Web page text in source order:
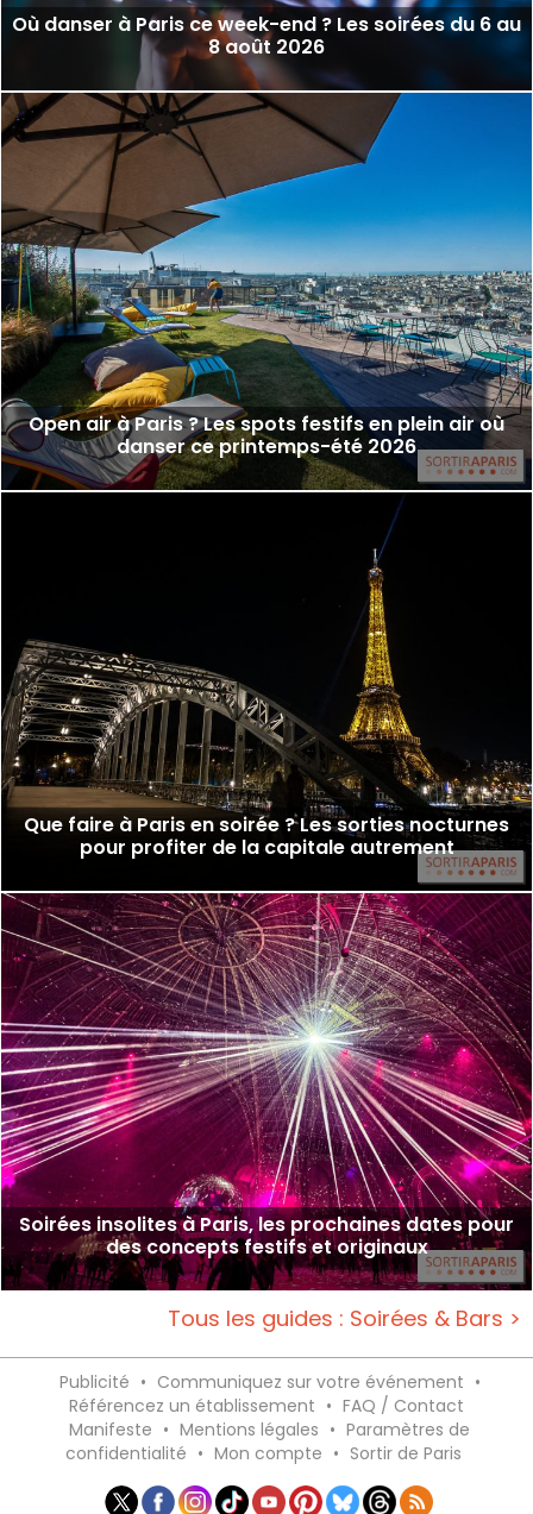
Où danser à Paris ce week-end ? Les soirées du 6 au
8 août 2026
Open air à Paris ? Les spots festifs en plein air où
danser ce printemps-été 2026
Que faire à Paris en soirée ? Les sorties nocturnes
pour profiter de la capitale autrement
Soirées insolites à Paris, les prochaines dates pour
des concepts festifs et originaux
Tous les guides : Soirées & Bars >
Publicité • Communiquez sur votre événement •
Référencez un établissement • FAQ / Contact
Manifeste • Mentions légales • Paramètres de
confidentialité • Mon compte • Sortir de Paris